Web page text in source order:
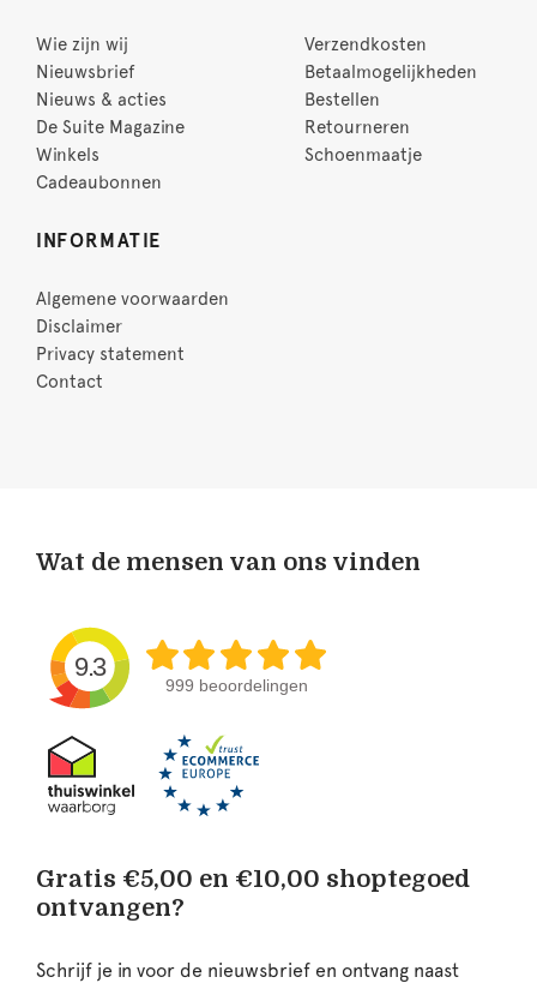
Wie zijn wij
Nieuwsbrief
Nieuws & acties
De Suite Magazine
Winkels
Cadeaubonnen
Verzendkosten
Betaalmogelijkheden
Bestellen
Retourneren
Schoenmaatje
INFORMATIE
Algemene voorwaarden
Disclaimer
Privacy statement
Contact
Wat de mensen van ons vinden
9.3
999 beoordelingen
Gratis €5,00 en €10,00 shoptegoed
ontvangen?
Schrijf je in voor de nieuwsbrief en ontvang naast